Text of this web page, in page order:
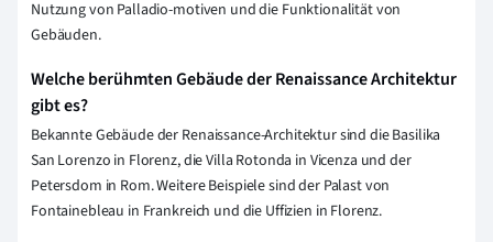
Nutzung von Palladio-motiven und die Funktionalität von
Gebäuden.
Welche berühmten Gebäude der Renaissance Architektur
gibt es?
Bekannte Gebäude der Renaissance-Architektur sind die Basilika
San Lorenzo in Florenz, die Villa Rotonda in Vicenza und der
Petersdom in Rom. Weitere Beispiele sind der Palast von
Fontainebleau in Frankreich und die Uffizien in Florenz.